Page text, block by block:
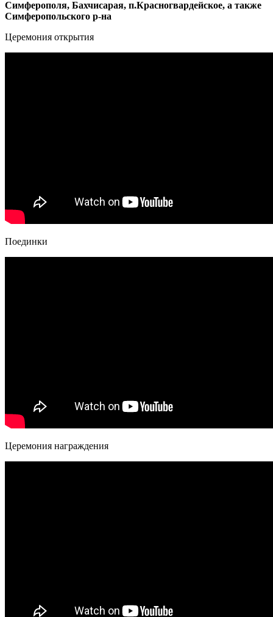
Симферополя, Бахчисарая, п.Красногвардейское, а также
Симферопольского р-на
Церемония открытия
Поединки
Церемония награждения